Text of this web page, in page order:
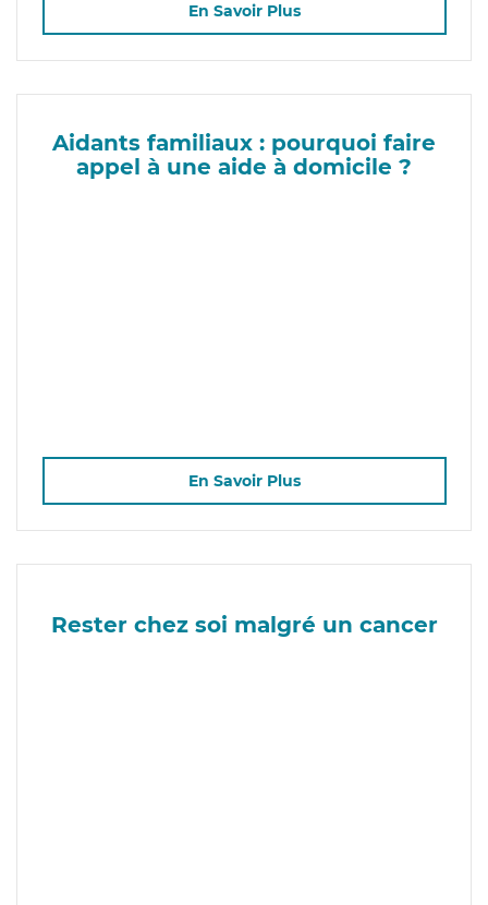
En Savoir Plus
Aidants familiaux : pourquoi faire
appel à une aide à domicile ?
En Savoir Plus
Rester chez soi malgré un cancer